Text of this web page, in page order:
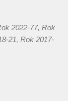
2022-77, Rok
21, Rok 2017-